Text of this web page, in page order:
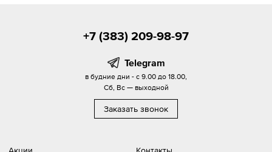
+7 (383) 209-98-97
Telegram
в будние дни - с 9.00 до 18.00,
Сб, Вс — выходной
Заказать звонок